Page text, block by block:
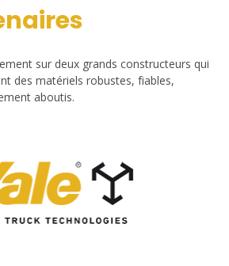
sur deux grands constructeurs qui
des matériels robustes, fiables,
aboutis.